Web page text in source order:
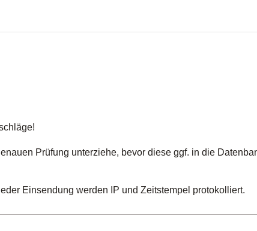
Prüfung unterziehe, bevor diese ggf. in die
Einsendung werden IP und Zeitstempel protokolliert.